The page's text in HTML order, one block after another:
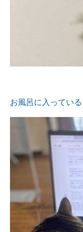
お風呂に入ってい